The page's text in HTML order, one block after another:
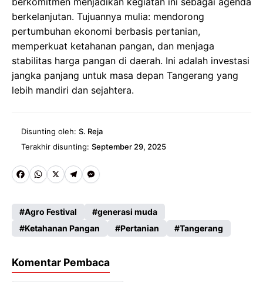
berkelanjutan. Tujuannya mulia: mendorong
pertumbuhan ekonomi berbasis pertanian,
memperkuat ketahanan pangan, dan menjaga
stabilitas harga pangan di daerah. Ini adalah investasi
jangka panjang untuk masa depan Tangerang yang
lebih mandiri dan sejahtera.
Disunting oleh: S. Reja
Terakhir disunting: September 29, 2025
Fa
b
o
k
W
ts
A
p
X
Te
gr
a
M
se
n
er
Agro Festival
generasi muda
Ketahanan Pangan
Pertanian Tangerang
Komentar Pembaca